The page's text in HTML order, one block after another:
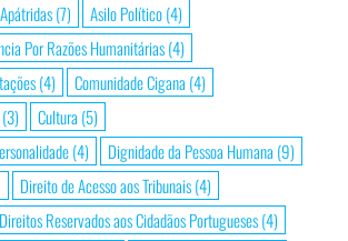
Apátridas(7) Asilo Político(4)
Por Razões Humanitárias(4)
(4) Comunidade Cigana (4)
(3) Cultura (5)
(4) Dignidade da Pessoa Humana (9)
Direito de Acesso aos Tribunais(4)
Direitos Reservados aos Cidadãos Portugueses(4)